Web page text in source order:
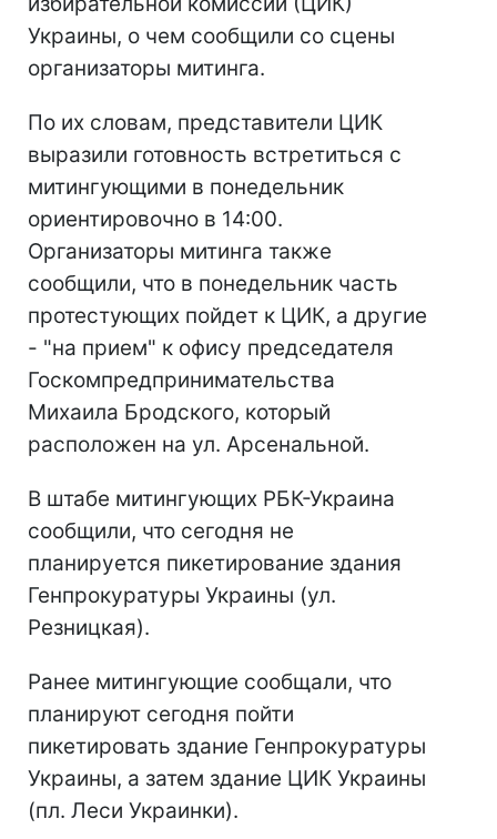
Украины, о чем сообщили со сцены
организаторы митинга.
По их словам, представители ЦИК
выразили готовность встретиться с
митингующими в понедельник
ориентировочно в 14:00.
Организаторы митинга также
сообщили, что в понедельник часть
протестующих пойдет к ЦИК, а другие
- "на прием" к офису председателя
Госкомпредпринимательства
Михаила Бродского, который
расположен на ул. Арсенальной.
В штабе митингующих РБК-Украина
сообщили, что сегодня не
планируется пикетирование здания
Генпрокуратуры Украины (ул.
Резницкая).
Ранее митингующие сообщали, что
планируют сегодня пойти
пикетировать здание Генпрокуратуры
Украины, а затем здание ЦИК Украины
(пл. Леси Украинки).